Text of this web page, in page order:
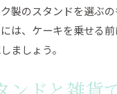
製のスタンドを選ぶの
は、ケーキを乗せる
ましょう。